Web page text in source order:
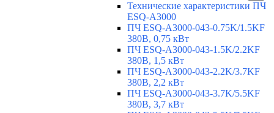
Технические характеристики ПЧ
ESQ-A3000
ПЧ ESQ-A3000-043-0.75K/1.5KF
380В, 0,75 кВт
ПЧ ESQ-A3000-043-1.5K/2.2KF
380В, 1,5 кВт
ПЧ ESQ-A3000-043-2.2K/3.7KF
380В, 2,2 кВт
ПЧ ESQ-A3000-043-3.7K/5.5KF
380В, 3,7 кВт